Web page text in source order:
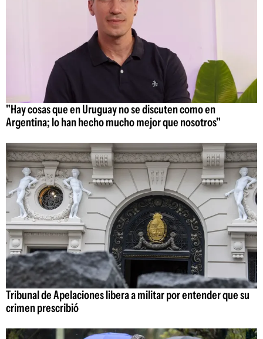
"Hay cosas que en Uruguay no se discuten como en
Argentina; lo han hecho mucho mejor que nosotros"
Tribunal de Apelaciones libera a militar por entender que su
crimen prescribió